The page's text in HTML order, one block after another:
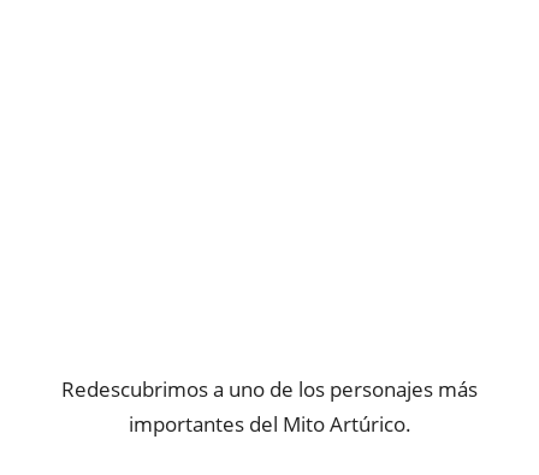
Redescubrimos a uno de los personajes más
importantes del Mito Artúrico.